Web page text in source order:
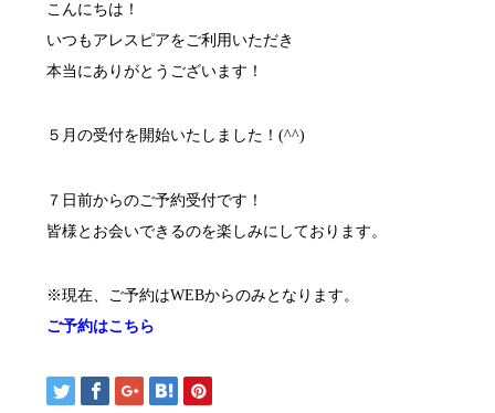
こんにちは！
いつもアレスピアをご利用いただき
本当にありがとうございます！
５月の受付を開始いたしました！(^^)
７日前からのご予約受付です！
皆様とお会いできるのを楽しみにしております。
※現在、ご予約はWEBからのみとなります。
ご予約はこちら